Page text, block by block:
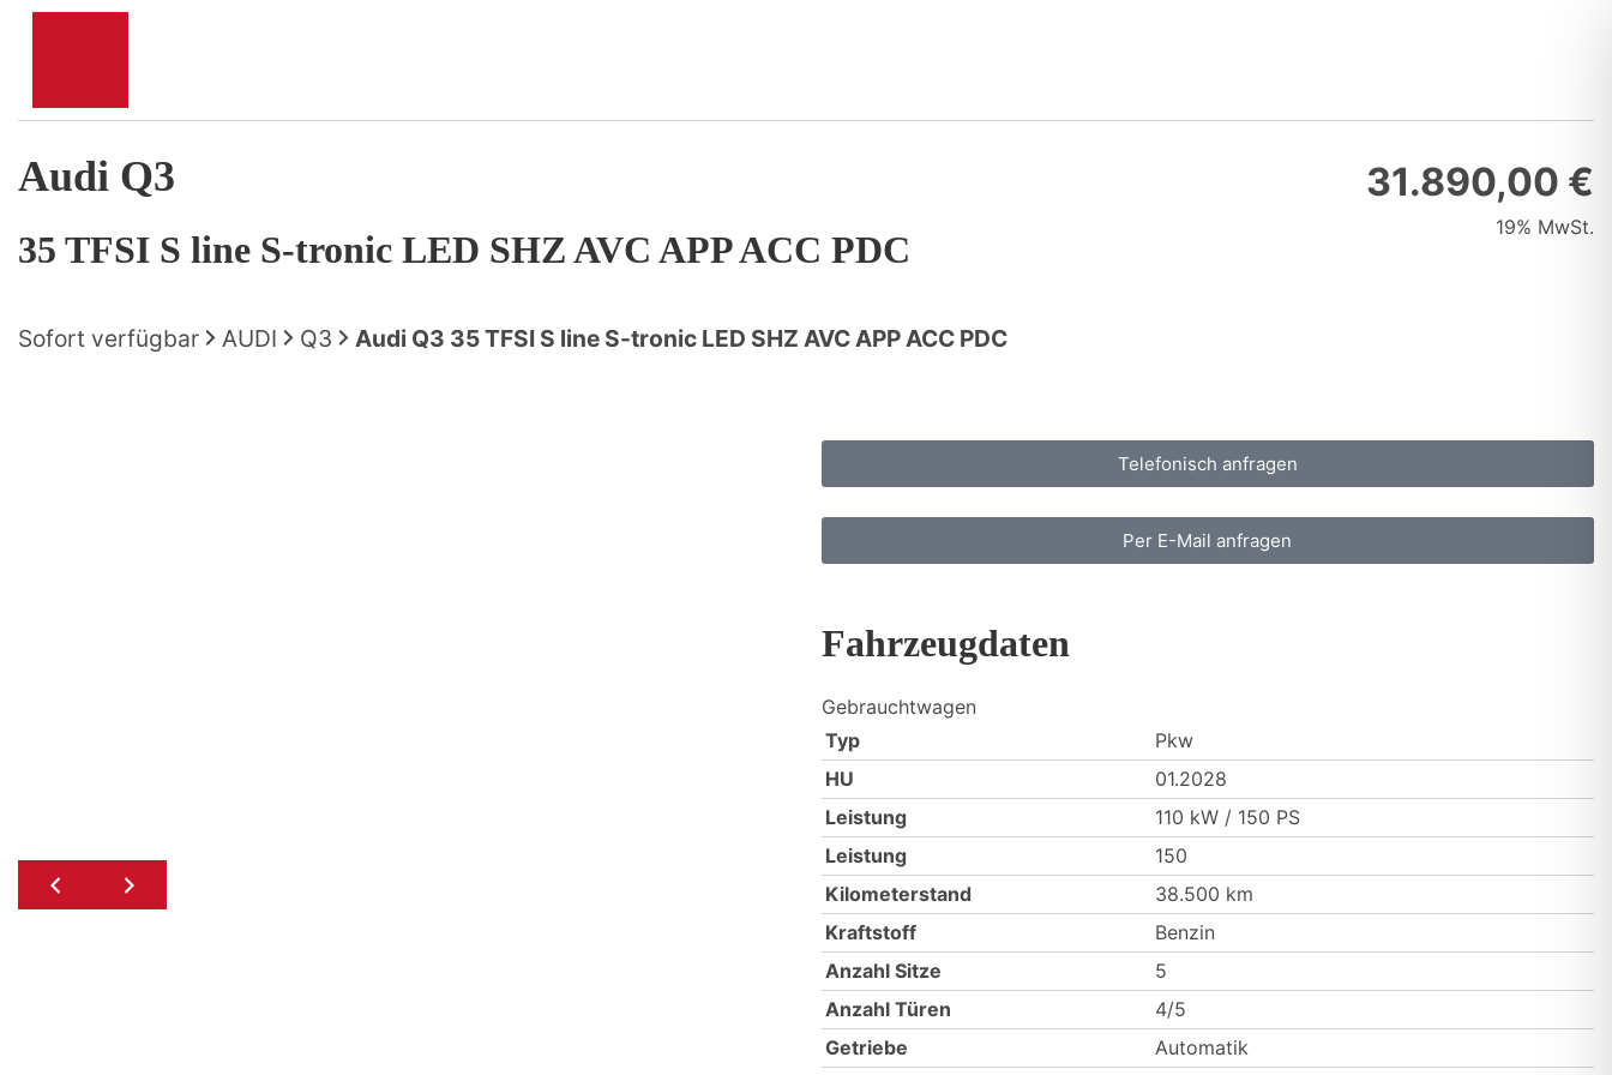
Audi Q3
35 TFSI S line S-tronic LED SHZ AVC APP ACC PDC
31.890,00 €
19% MwSt.
Sofort verfügbar AUDI Q3 Audi Q3 35 TFSI S line S-tronic LED SHZ AVC APP ACC PDC
Telefonisch anfragen
Per E-Mail anfragen
Fahrzeugdaten
Gebrauchtwagen
Typ
Pkw
HU
01.2028
Leistung
110 kW / 150 PS
Leistung
150
Kilometerstand
38.500 km
Kraftstoff
Benzin
Anzahl Sitze
5
Anzahl Türen
4/5
Getriebe
Automatik